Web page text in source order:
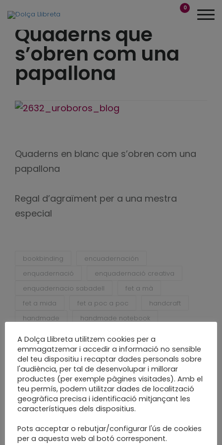
0
Quaderns que
s’obren com una
papallona
Quaderns en blanc que s’obren com una
papallona
Regal d’agraïment per a una mestra
especial
bookbinding
encuadernación
enquadernació
enquadernació creativa
enquadernacio sabadell
fet a mà
fet a mida
fet a poc a poc
handcraft
handmade
handmade notebook
projecte nou
relier
religatura
reliure
sabadell
slow craft
slow made
A Dolça Llibreta utilitzem cookies per a
emmagatzemar i accedir a informació no sensible
del teu dispositiu i recaptar dades personals sobre
l'audiència, per tal de desenvolupar i millorar
productes (per exemple pàgines visitades). Amb el
teu permís, podem utilitzar dades de localització
geogràfica precisa i identificació mitjançant les
característiques dels dispositius.
Pots acceptar o rebutjar/configurar l'ús de cookies
per a aquesta web al botó corresponent.